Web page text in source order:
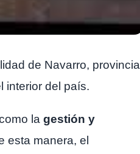
de Navarro, provincia
interior del país.
la gestión y
esta manera, el